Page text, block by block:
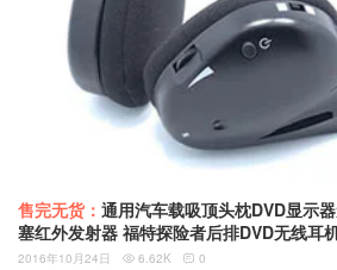
售完无货： 通用汽车载吸顶头枕DVD显示
塞红外发射器 福特探险者后排DVD无线耳
2016年10月24日  6.62K  0